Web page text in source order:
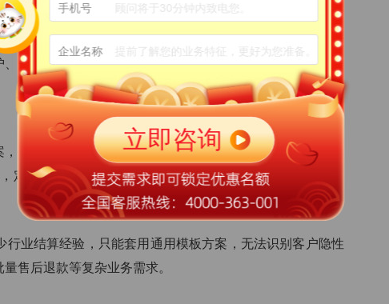
手机号
企业名称
统 bug、通道故障只能被动等待原厂处理；若代理中途转
业务调整无人对接，分账业务存在停滞风险。
针对门窗电商、汽车后市场、连锁加盟、社区团购、文旅
定制专属分账、回款、售后退款整体解决方案，适配长履
行业结算经验，只能套用通用模板方案，无法识别客户隐性
售后退款等复杂业务需求。